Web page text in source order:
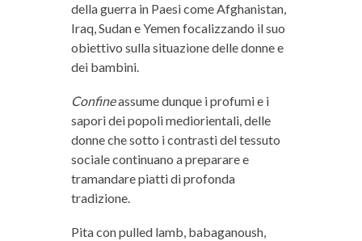
della guerra in Paesi come Afghanistan,
Iraq, Sudan e Yemen focalizzando il suo
obiettivo sulla situazione delle donne e
dei bambini.
Confineassume dunque i profumi e i
sapori dei popoli mediorientali, delle
donne che sotto i contrasti del tessuto
sociale continuano a preparare e
tramandare piatti di profonda
tradizione.
Pita con pulled lamb, babaganoush,